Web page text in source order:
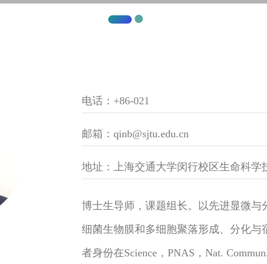
电话：+86-021
邮箱：qinb@sjtu.edu.cn
地址：上海交通大学闵行校区生命科学
博士生导师，课题组长。以先进显微与
细菌生物膜和多细胞聚落形成、分化
者身份在Science，PNAS，Nat.